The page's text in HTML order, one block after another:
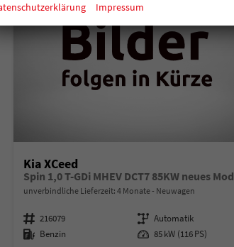
Kia XCeed
Spin 1,0 T-GDi MHEV DCT7 85KW neues
unverbindliche Lieferzeit: 4 Monate Neuwagen
Fahrzeugnummer 216079 Getriebe Automatik
Kraftstoff Benzin Leistung 85 kW (116 PS)
Impressum